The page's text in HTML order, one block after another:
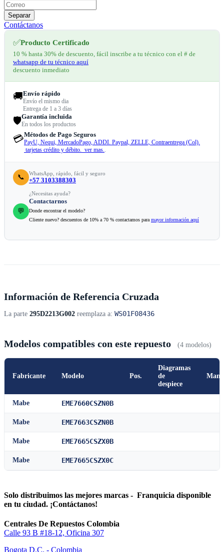
Separar
Contáctanos
✅Producto Certificado
10 % hasta 30% de descuento, fácil inscribe a tu técnico con el # de
whatsapp de tu técnico aquí
descuento inmediato
🚚Envío rápido
Envío el mismo dia
Entrega de 1 a 3 días
🛡️Garantía incluida
En todos los productos
💳Métodos de Pago Seguros
PayU, Nequi, MercadoPago, ADDI. Paypal, ZELLE, Contraentrega (Col).
tarjetas crédito y débito. ver mas..
📞 WhatsApp, rápido, fácil y seguro
+57 3103388303
💬
¿Necesitas ayuda?
Contactarnos
Donde encontrar el modelo?
Cliente nuevo? descuentos de 10% a 70 % contactamos para mayor información aquí
Información de Referencia Cruzada
La parte 295D2213G002 reemplaza a: WS01F08436
Modelos compatibles con este repuesto (4 modelos)
Fabricante Modelo Pos.
Diagramas
de
despiece
Mabe EME7660CSZN0B
Mabe EME7663CSZN0B
Mabe EME7665CSZX0B
Mabe EME7665CSZX0C
Solo distribuimos las mejores marcas - Franquicia disponible
en tu ciudad. ¡Contáctanos!
Centrales De Repuestos Colombia
Calle 93 B #18-12, Oficina 307
Bogota D.C. - Colombia